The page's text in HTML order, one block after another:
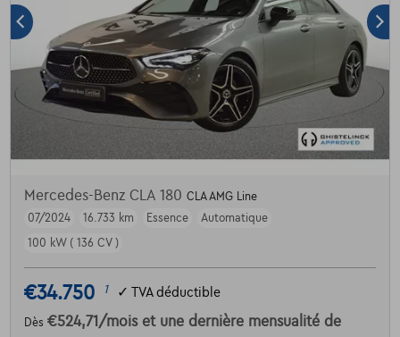
Mercedes-Benz CLA 180 CLA AMG Line
07/2024
16.733 km Essence
Automatique
100 kW ( 136 CV )
€34.750 1 ✓ TVA déductible
Dès €524,71 /mois et une dernière mensualité de